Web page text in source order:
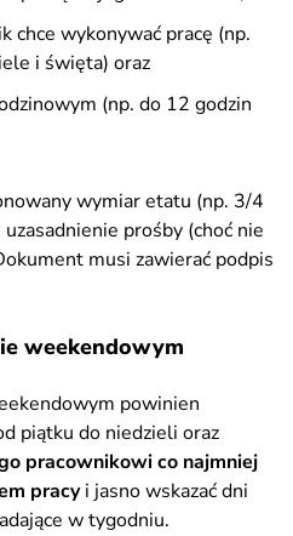
chce wykonywać pracę (np.
i święta) oraz
(np. do 12 godzin
wymiar etatu (np. 3/4
prośby (choć nie
musi zawierać podpis
weekendowym
powinien
piątku do niedzieli oraz
pracownikowi co najmniej
pracyi jasno wskazać dni
w tygodniu.